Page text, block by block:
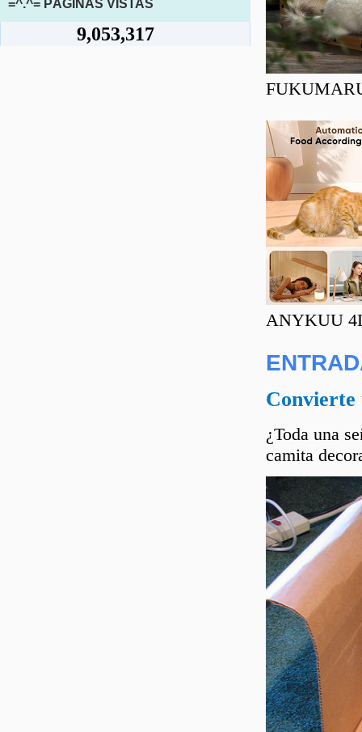
ANYKUU
Convierte
¿Toda una
camita
=^.^= PÁGINAS VISTAS
9,053,317